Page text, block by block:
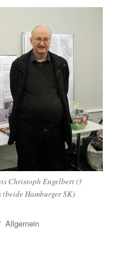
Christoph Engelbert (†
Hamburger SK)
Kategorien
Allgemein